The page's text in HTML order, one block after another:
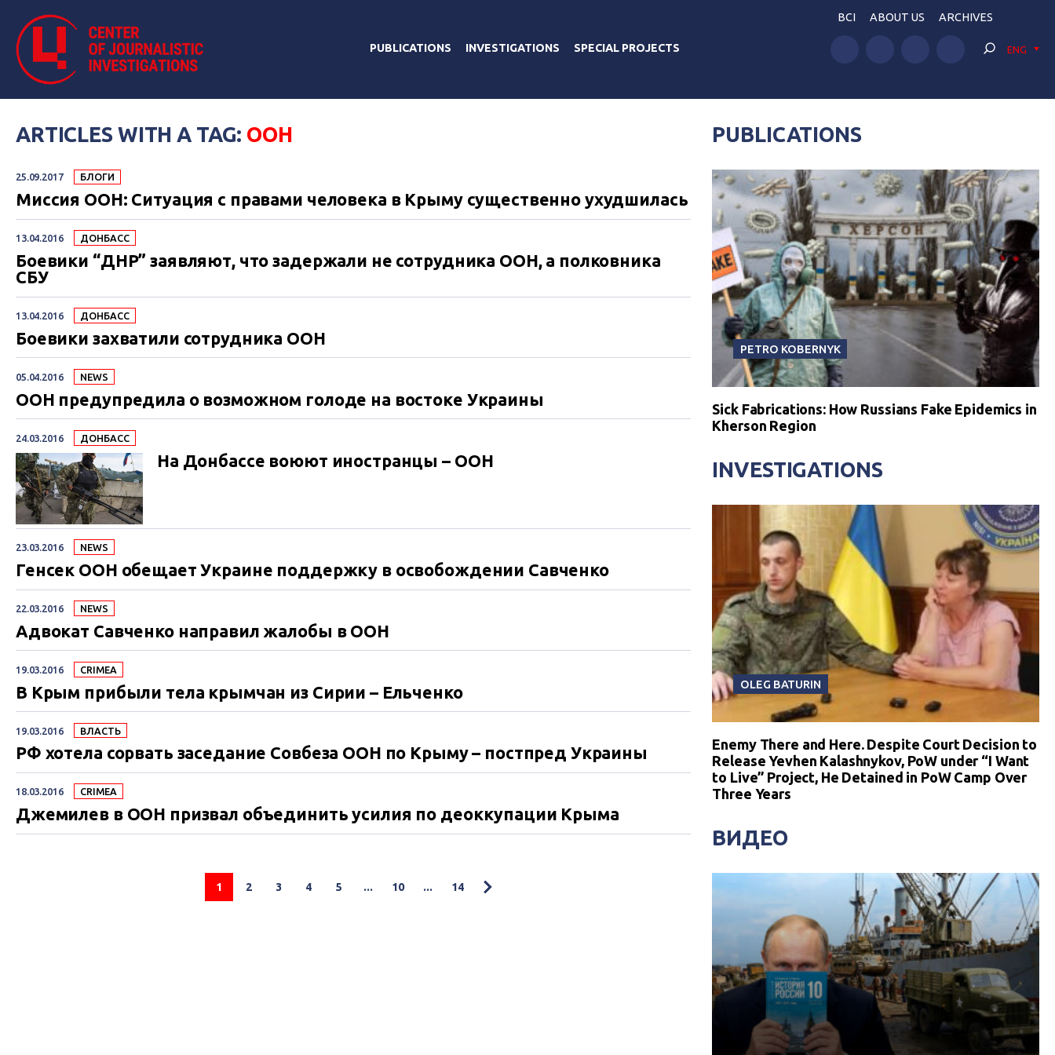
PUBLICATIONS INVESTIGATIONS SPECIAL PROJECTS
BCI ABOUT US ARCHIVES
ENG
ARTICLES WITH A TAG: ООН
25.09.2017 БЛОГИ
Миссия ООН: Ситуация с правами человека в Крыму существенно ухудшилась
13.04.2016 ДОНБАСС
Боевики “ДНР” заявляют, что задержали не сотрудника ООН, а полковника
СБУ
13.04.2016 ДОНБАСС
Боевики захватили сотрудника ООН
05.04.2016 NEWS
ООН предупредила о возможном голоде на востоке Украины
24.03.2016 ДОНБАСС
На Донбассе воюют иностранцы – ООН
23.03.2016 NEWS
Генсек ООН обещает Украине поддержку в освобождении Савченко
22.03.2016 NEWS
Адвокат Савченко направил жалобы в ООН
19.03.2016 CRIMEA
В Крым прибыли тела крымчан из Сирии – Ельченко
19.03.2016 ВЛАСТЬ
РФ хотела сорвать заседание Совбеза ООН по Крыму – постпред Украины
18.03.2016 CRIMEA
Джемилев в ООН призвал объединить усилия по деоккупации Крыма
1 2 3 4 5 ... 10 ... 14
PUBLICATIONS
PETRO KOBERNYK
Sick Fabrications: How Russians Fake Epidemics in
Kherson Region
INVESTIGATIONS
OLEG BATURIN
Enemy There and Here. Despite Court Decision to
Release Yevhen Kalashnykov, PoW under “I Want
to Live” Project, He Detained in PoW Camp Over
Three Years
ВИДЕО